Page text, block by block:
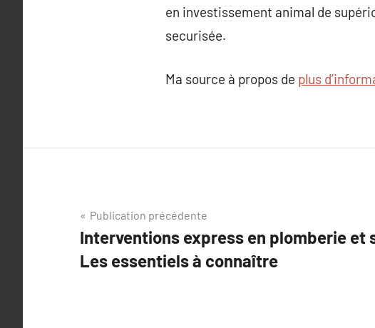
en investissement animal de
securisée.
Ma source à propos de plus
Navigation
de
l’article
Publication précédente
Interventions express en plomberie et
Les essentiels à connaître